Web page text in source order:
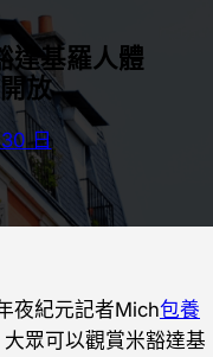
達基羅人體
放
日
夜紀元記者Mich包養
眾可以觀賞米豁達基